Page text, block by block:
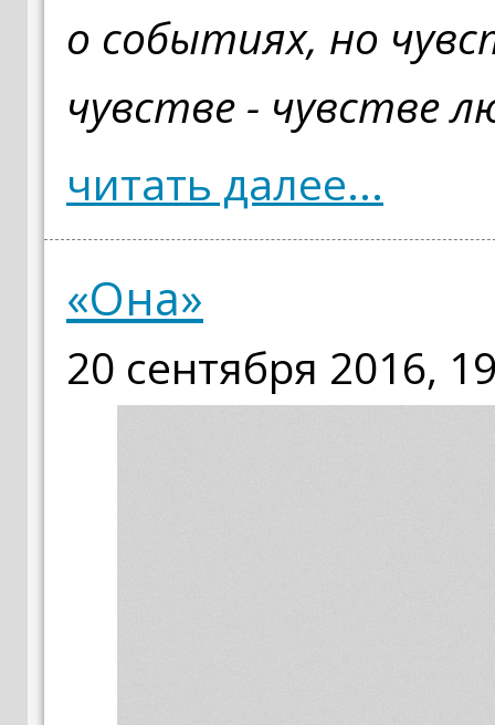
о событиях, но
чувстве - чувстве
читать далее...
«Она»
20 сентября 2016,